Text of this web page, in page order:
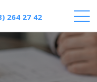
264 27 42